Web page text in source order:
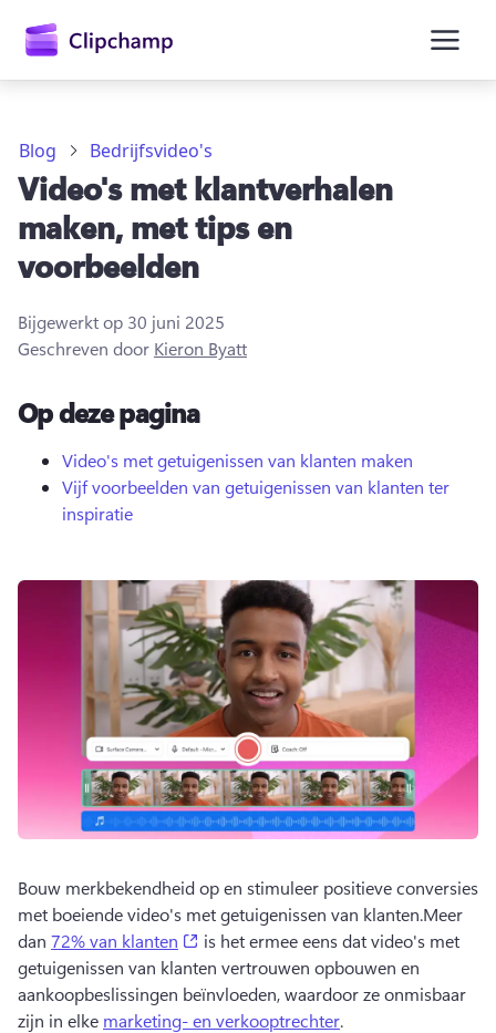
Aanmelden
Gratis uitproberen
Blog Bedrijfsvideo's
Video's met klantverhalen
maken, met tips en
voorbeelden
Bijgewerkt op 30 juni 2025
Geschreven door Kieron Byatt
Op deze pagina
Video's met getuigenissen van klanten maken
Vijf voorbeelden van getuigenissen van klanten ter
inspiratie
Bouw merkbekendheid op en stimuleer positieve conversies
met boeiende video's met getuigenissen van klanten.Meer
dan 72% van klanten (opens in a new tab)
is het ermee eens dat video's met
getuigenissen van klanten vertrouwen opbouwen en
aankoopbeslissingen beïnvloeden, waardoor ze onmisbaar
zijn in elke marketing- en verkooptrechter.